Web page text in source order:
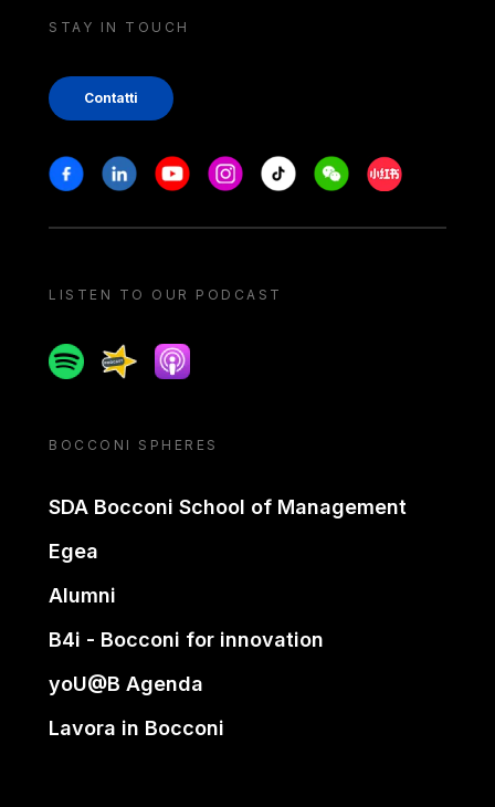
STAY IN TOUCH
Contatti
Stay in touch
FacebookLinkedinYoutubeInstagram
Tiktok WeechatXiaohongshu/
LISTEN TO OUR PODCAST
SpotifySpreakerApple podcast
BOCCONI SPHERES
SDA Bocconi School of Management
Egea
Alumni
B4i - Bocconi for innovation
yoU@B Agenda
Lavora in Bocconi